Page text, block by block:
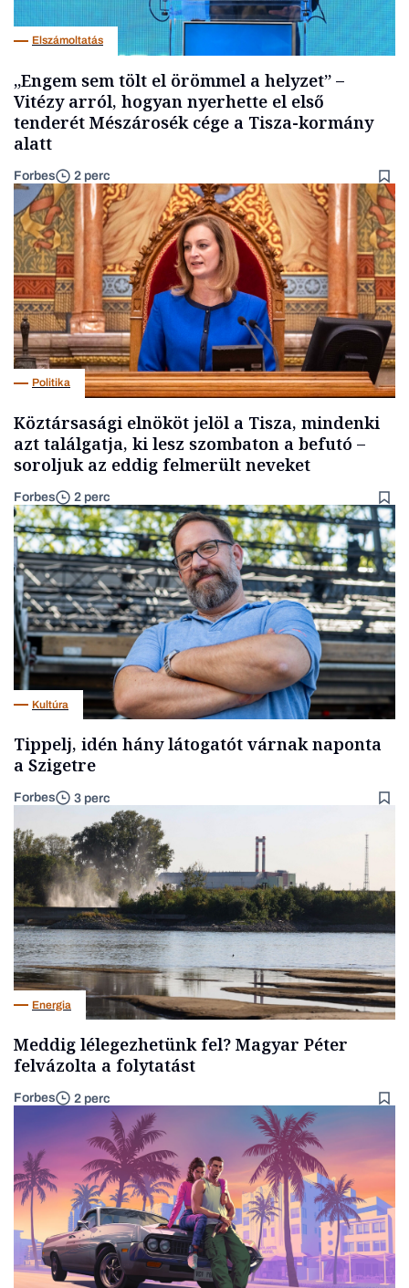
Elszámoltatás
„Engem sem tölt el örömmel a helyzet” –
Vitézy arról, hogyan nyerhette el első
tenderét Mészárosék cége a Tisza-kormány
alatt
Forbes 2 perc
Politika
Köztársasági elnököt jelöl a Tisza, mindenki
azt találgatja, ki lesz szombaton a befutó –
soroljuk az eddig felmerült neveket
Forbes 2 perc
Kultúra
Tippelj, idén hány látogatót várnak naponta
a Szigetre
Forbes 3 perc
Energia
Meddig lélegezhetünk fel? Magyar Péter
felvázolta a folytatást
Forbes 2 perc